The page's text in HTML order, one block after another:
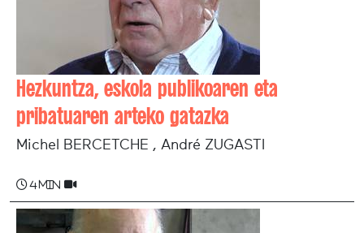
Hezkuntza, eskola publikoaren eta
pribatuaren arteko gatazka
Michel BERCETCHE , André ZUGASTI
4 min